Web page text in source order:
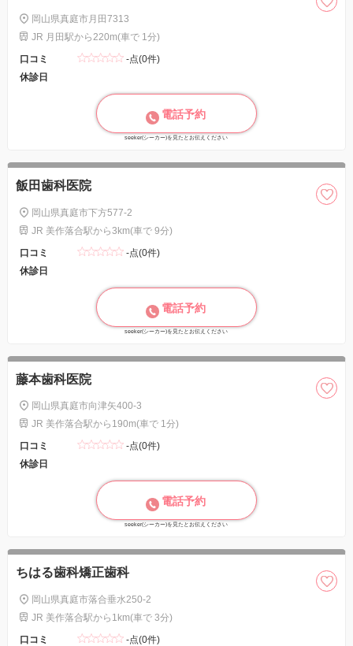
岡山県真庭市月田7313
JR 月田駅から220m(車で 1分)
口コミ
-点(0件)
休診日
電話予約
seeker(シーカー)を見たとお伝えください
飯田歯科医院
岡山県真庭市下方577-2
JR 美作落合駅から3km(車で 9分)
口コミ
-点(0件)
休診日
電話予約
seeker(シーカー)を見たとお伝えください
藤本歯科医院
岡山県真庭市向津矢400-3
JR 美作落合駅から190m(車で 1分)
口コミ
-点(0件)
休診日
電話予約
seeker(シーカー)を見たとお伝えください
ちはる歯科矯正歯科
岡山県真庭市落合垂水250-2
JR 美作落合駅から1km(車で 3分)
口コミ
-点(0件)